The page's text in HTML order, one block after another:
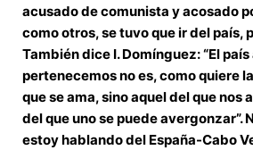
acusado de comunista y acosado
como otros, se tuvo que ir del país,
También dice I. Domínguez: “El país
pertenecemos no es, como quiere
que se ama, sino aquel del que nos
del que uno se puede avergonzar”.
estoy hablando del España-Cabo